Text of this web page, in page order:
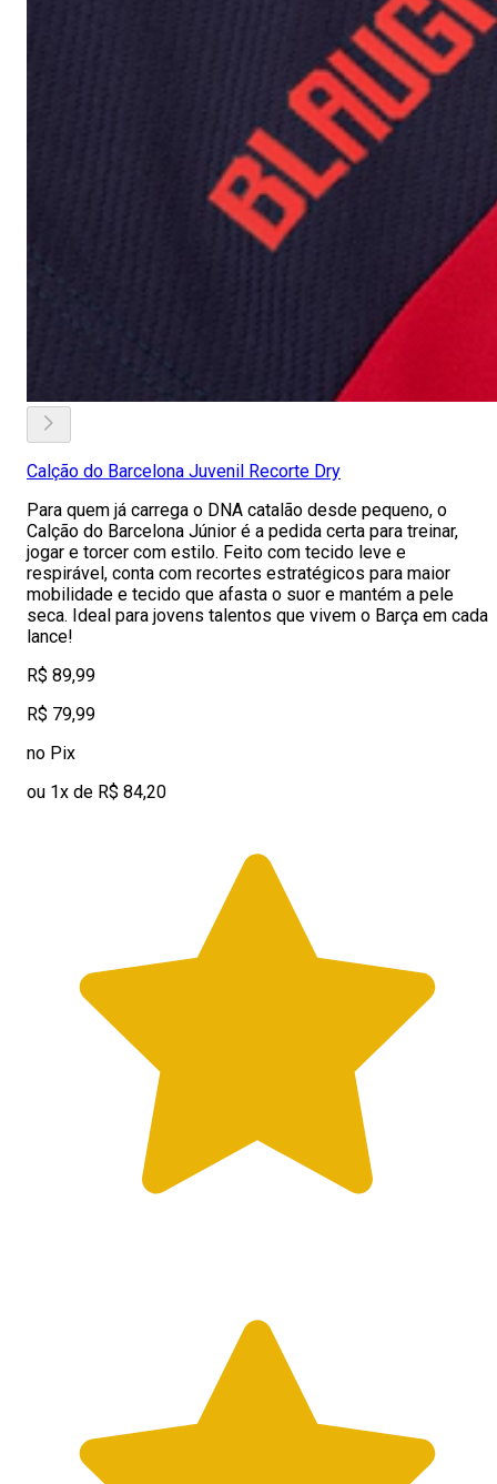
Calção do Barcelona Juvenil Recorte Dry
Para quem já carrega o DNA catalão desde pequeno, o
Calção do Barcelona Júnior é a pedida certa para treinar,
jogar e torcer com estilo. Feito com tecido leve e
respirável, conta com recortes estratégicos para maior
mobilidade e tecido que afasta o suor e mantém a pele
seca. Ideal para jovens talentos que vivem o Barça em cada
lance!
R$ 89,99
R$ 79,99
no Pix
ou 1x de R$ 84,20